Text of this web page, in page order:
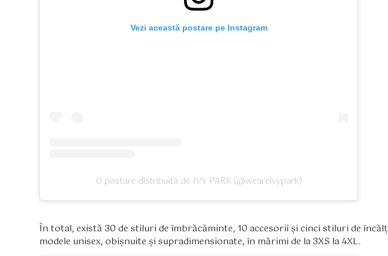
Vezi această postare pe Instagram
O postare distribuită de IVY PARK (@weareivypark)
În total, există 30 de stiluri de îmbrăcăminte, 10 accesorii și cinci stiluri de
modele unisex, obișnuite și supradimensionate, în mărimi de la 3XS la 4XL.